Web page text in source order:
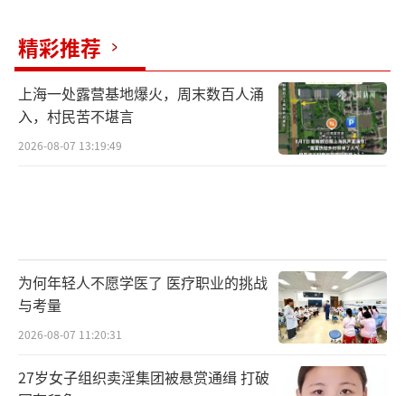
精彩推荐
上海一处露营基地爆火，周末数百人涌
入，村民苦不堪言
2026-08-07 13:19:49
为何年轻人不愿学医了 医疗职业的挑战
与考量
2026-08-07 11:20:31
27岁女子组织卖淫集团被悬赏通缉 打破